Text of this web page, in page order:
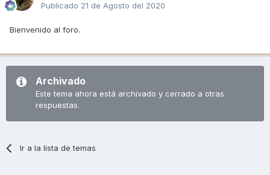
Publicado 21 de Agosto del 2020
Bienvenido al foro.
Archivado
Este tema ahora está archivado y cerrado a otras
respuestas.
Ir a la lista de temas